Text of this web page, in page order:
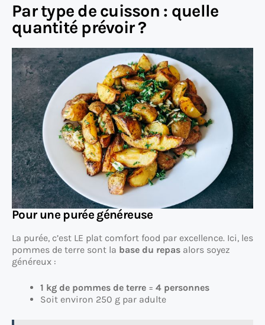
Par type de cuisson : quelle
quantité prévoir ?
Pour une purée généreuse
La purée, c’est LE plat comfort food par excellence. Ici, les
pommes de terre sont la base du repas alors soyez
généreux :
1 kg de pommes de terre = 4 personnes
Soit environ 250 g par adulte